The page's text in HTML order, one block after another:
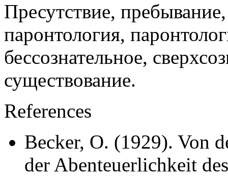
Пресутствие,
паронтология,
бессознательное,
существование.
References
Becker, O. (1929). Von
der Abenteuerlichkeit